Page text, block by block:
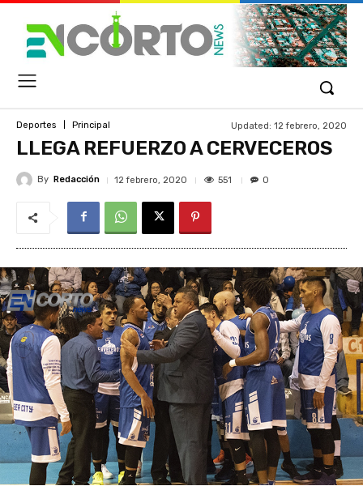
Deportes Principal Updated: 12 febrero, 2020
LLEGA REFUERZO A CERVECEROS
By Redacción 12 febrero, 2020 551 0